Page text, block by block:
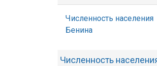
Численность населения
Бенина
Численность